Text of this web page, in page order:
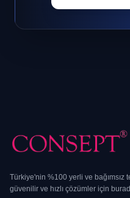
Türkiye'nin %100 yerli ve bağımsız
güvenilir ve hızlı çözümler için